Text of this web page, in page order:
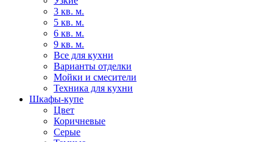
3 кв. м.
5 кв. м.
6 кв. м.
9 кв. м.
Все для кухни
Варианты отделки
Мойки и смесители
Техника для кухни
Шкафы-купе
Цвет
Коричневые
Серые